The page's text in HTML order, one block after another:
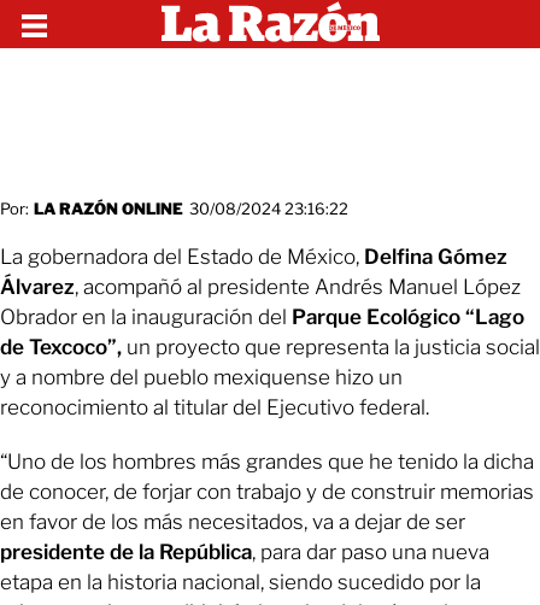
Por: LA RAZÓN ONLINE 30/08/2024 23:16:22
La gobernadora del Estado de México, Delfina Gómez
Álvarez, acompañó al presidente Andrés Manuel López
Obrador en la inauguración del Parque Ecológico “Lago
de Texcoco”, un proyecto que representa la justicia social
y a nombre del pueblo mexiquense hizo un
reconocimiento al titular del Ejecutivo federal.
“Uno de los hombres más grandes que he tenido la dicha
de conocer, de forjar con trabajo y de construir memorias
en favor de los más necesitados, va a dejar de ser
presidente de la República, para dar paso una nueva
etapa en la historia nacional, siendo sucedido por la